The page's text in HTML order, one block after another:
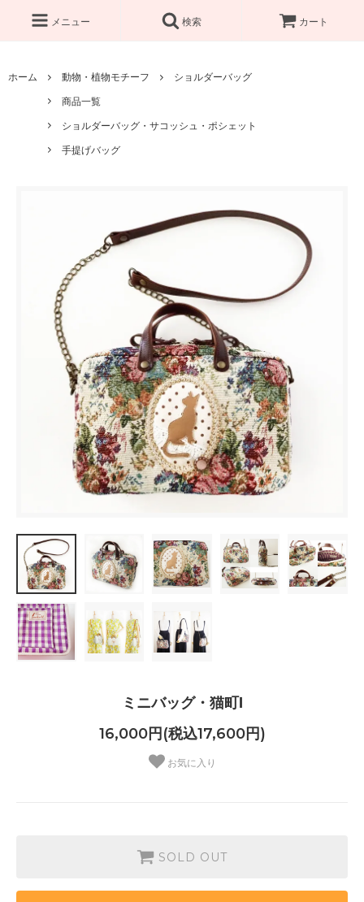
メニュー 検索 カート
ホーム 動物・植物モチーフ
ショルダーバッグ
商品一覧
ショルダーバッグ・サコッシュ・ポシェット
手提げバッグ
ミニバッグ・猫町I
16,000円(税込17,600円)
お気に入り
SOLD OUT